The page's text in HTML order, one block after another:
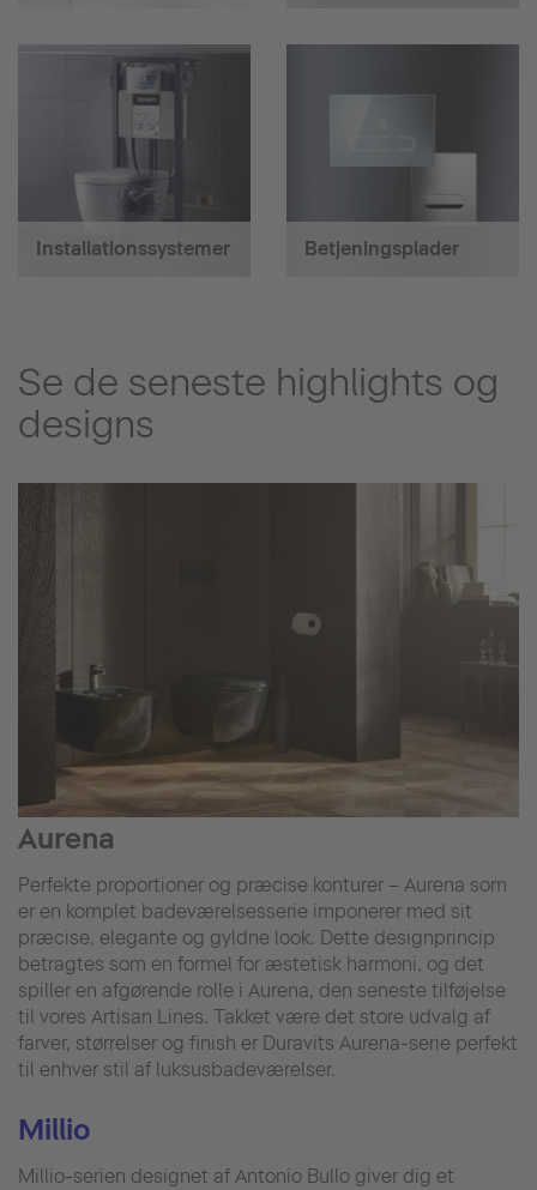
Installationssystemer Betjeningsplader
Se de seneste highlights og
designs
Aurena
Perfekte proportioner og præcise konturer – Aurena som
er en komplet badeværelsesserie imponerer med sit
præcise, elegante og gyldne look. Dette designprincip
betragtes som en formel for æstetisk harmoni, og det
spiller en afgørende rolle i Aurena, den seneste tilføjelse
til vores Artisan Lines. Takket være det store udvalg af
farver, størrelser og finish er Duravits Aurena-serie perfekt
til enhver stil af luksusbadeværelser.
Millio
Millio-serien designet af Antonio Bullo giver dig et